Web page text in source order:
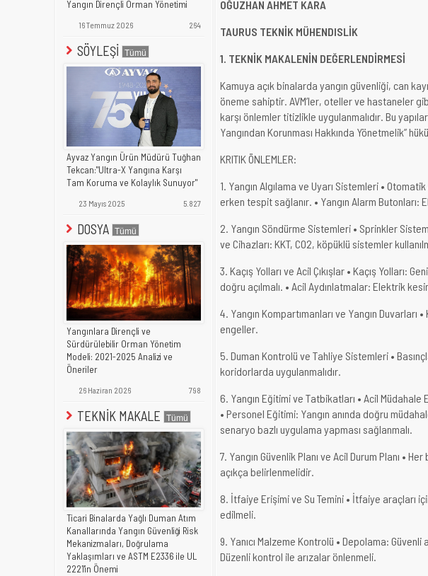
Yangın Dirençli Orman Yönetimi
16 Temmuz 2026 264
SÖYLEŞİ
Ayvaz Yangın Ürün Müdürü Tuğhan
Tekcan:"Ultra-X Yangına Karşı
Tam Koruma ve Kolaylık Sunuyor"
23 Mayıs 2025 5.827
DOSYA
Yangınlara Dirençli ve
Sürdürülebilir Orman Yönetim
Modeli: 2021-2025 Analizi ve
Öneriler
26 Haziran 2026 798
TEKNİK MAKALE
Ticari Binalarda Yağlı Duman Atım
Kanallarında Yangın Güvenliği Risk
Mekanizmaları, Doğrulama
Yaklaşımları ve ASTM E2336 ile UL
2221'in Önemi
OĞUZHAN AHMET KARA
TAURUS TEKNİK MÜHENDISLİK
1. TEKNİK MAKALENİN DEĞERLENDİRMESİ
Kamuya açık binalarda yangın güvenliği, can
öneme sahiptir. AVM’ler, oteller ve hastaneler
karşı önlemler titizlikle uygulanmalıdır. Bu
Yangından Korunması Hakkında Yönetmelik”
KRITIK ÖNLEMLER:
1. Yangın Algılama ve Uyarı Sistemleri •
erken tespit sağlanır. • Yangın Alarm Butonları:
2. Yangın Söndürme Sistemleri • Sprinkler
ve Cihazları: KKT, CO2, köpüklü sistemler
3. Kaçış Yolları ve Acil Çıkışlar • Kaçış Yolları:
doğru açılmalı. • Acil Aydınlatmalar: Elektrik
4. Yangın Kompartımanları ve Yangın Duvarları
engeller.
5. Duman Kontrolü ve Tahliye Sistemleri •
koridorlarda uygulanmalıdır.
6. Yangın Eğitimi ve Tatbikatları • Acil
• Personel Eğitimi: Yangın anında doğru
senaryo bazlı uygulama yapması sağlanmalı.
7. Yangın Güvenlik Planı ve Acil Durum Planı •
açıkça belirlenmelidir.
8. İtfaiye Erişimi ve Su Temini • İtfaiye araçları
edilmeli.
9. Yanıcı Malzeme Kontrolü • Depolama:
Düzenli kontrol ile arızalar önlenmeli.